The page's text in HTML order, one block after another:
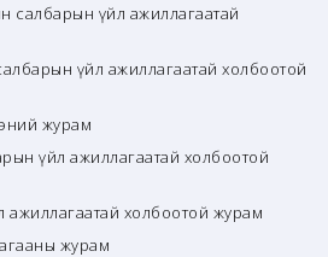
салбарын үйл ажиллагаатай
үйл ажиллагаатай холбоотой
журам
үйл ажиллагаатай холбоотой
ажиллагаатай холбоотой журам
журам